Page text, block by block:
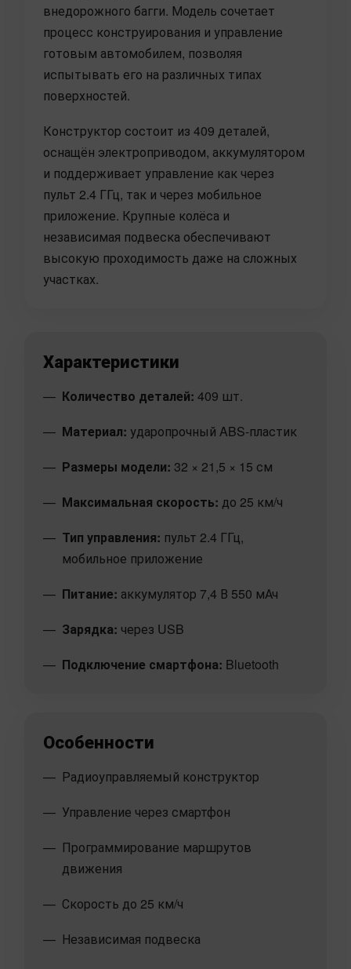
внедорожного багги. Модель сочетает
процесс конструирования и управление
готовым автомобилем, позволяя
испытывать его на различных типах
поверхностей.
Конструктор состоит из 409 деталей,
оснащён электроприводом, аккумулятором
и поддерживает управление как через
пульт 2.4 ГГц, так и через мобильное
приложение. Крупные колёса и
независимая подвеска обеспечивают
высокую проходимость даже на сложных
участках.
Характеристики
Количество деталей: 409 шт.
Материал: ударопрочный ABS-пластик
Размеры модели: 32 × 21,5 × 15 см
Максимальная скорость: до 25 км/ч
Тип управления: пульт 2.4 ГГц,
мобильное приложение
Питание: аккумулятор 7,4 В 550 мАч
Зарядка: через USB
Подключение смартфона: Bluetooth
Особенности
Радиоуправляемый конструктор
Управление через смартфон
Программирование маршрутов
движения
Скорость до 25 км/ч
Независимая подвеска